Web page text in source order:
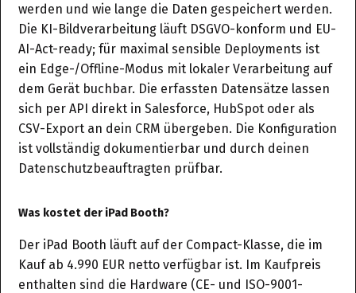
werden und wie lange die Daten gespeichert werden.
Die KI-Bildverarbeitung läuft DSGVO-konform und EU-
AI-Act-ready; für maximal sensible Deployments ist
ein Edge-/Offline-Modus mit lokaler Verarbeitung auf
dem Gerät buchbar. Die erfassten Datensätze lassen
sich per API direkt in Salesforce, HubSpot oder als
CSV-Export an dein CRM übergeben. Die Konfiguration
ist vollständig dokumentierbar und durch deinen
Datenschutzbeauftragten prüfbar.
Was kostet der iPad Booth?
Der iPad Booth läuft auf der Compact-Klasse, die im
Kauf ab 4.990 EUR netto verfügbar ist. Im Kaufpreis
enthalten sind die Hardware (CE- und ISO-9001-